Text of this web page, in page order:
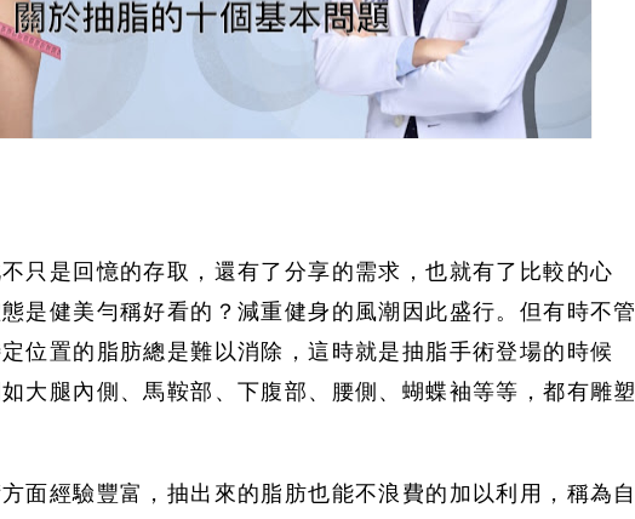
只是回憶的存取，還有了分享的需求，也就有了比較的心
是健美勻稱好看的？減重健身的風潮因此盛行。但有時不管
位置的脂肪總是難以消除，這時就是抽脂手術登場的時候
大腿內側、馬鞍部、下腹部、腰側、蝴蝶袖等等，都有雕塑
面經驗豐富，抽出來的脂肪也能不浪費的加以利用，稱為自